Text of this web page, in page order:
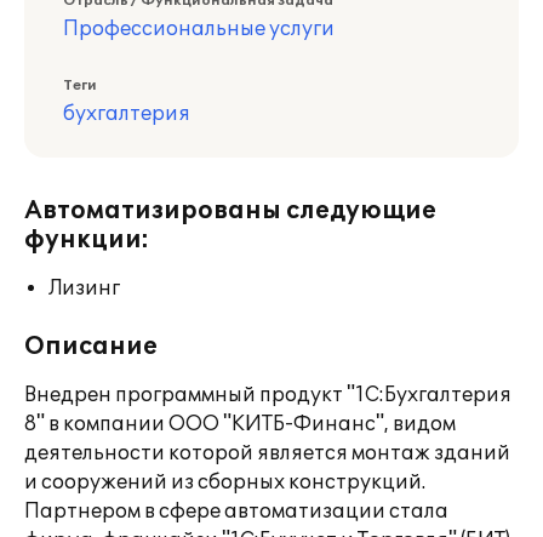
Профессиональные услуги
Теги
бухгалтерия
Автоматизированы следующие
функции:
Лизинг
Описание
Внедрен программный продукт "1С:Бухгалтерия
8" в компании ООО "КИТБ-Финанс", видом
деятельности которой является монтаж зданий
и сооружений из сборных конструкций.
Партнером в сфере автоматизации стала